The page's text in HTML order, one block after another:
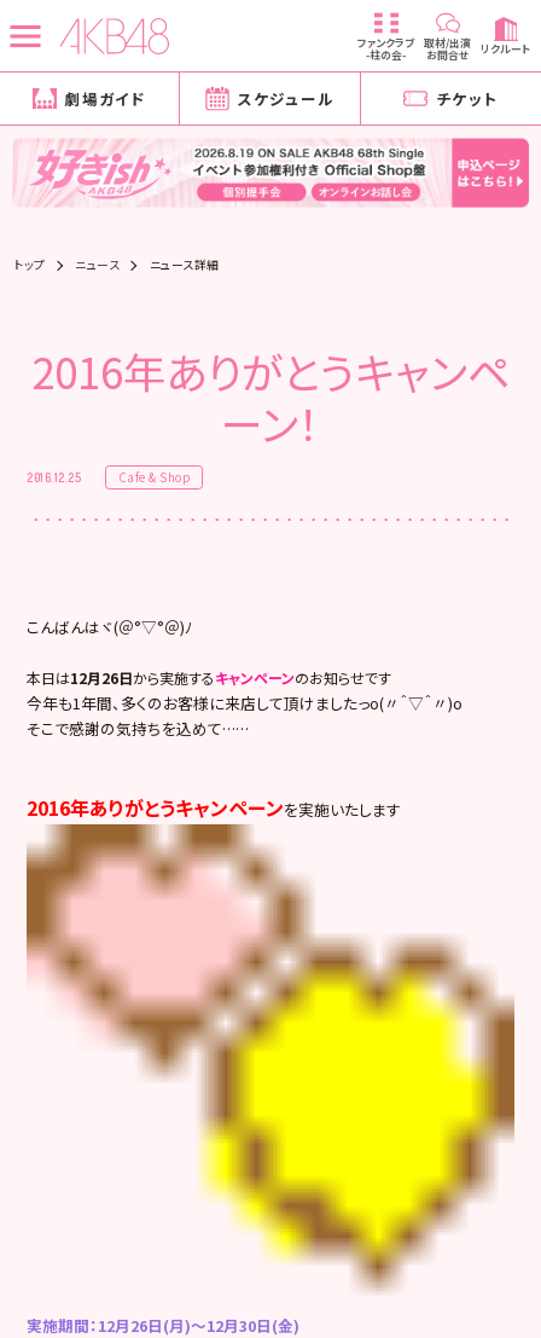
ファンクラブ
-柱の会-
取材/出演
お問合せ リクルート
劇場ガイド スケジュール チケット
トップ ニュース ニュース詳細
2016年ありがとうキャンペ
ーン！
2016.12.25 Cafe & Shop
こんばんはヾ(＠°▽°＠)ﾉ
本日は12月26日から実施するキャンペーンのお知らせです
今年も1年間、多くのお客様に来店して頂けましたっo(〃＾▽＾〃)o
そこで感謝の気持ちを込めて……
2016年ありがとうキャンペーンを実施いたします
実施期間：12月26日(月)～12月30日(金)